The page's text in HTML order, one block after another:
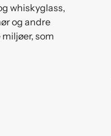
whiskyglass,
og andre
som